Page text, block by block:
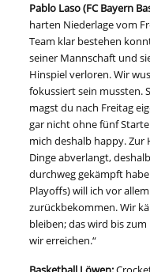
Pablo Laso (FC Bayern
harten Niederlage vom
Team klar bestehen
seiner Mannschaft und
Hinspiel verloren. Wir
fokussiert sein mussten.
magst du nach Freitag
gar nicht ohne fünf
mich deshalb happy. Zur
Dinge abverlangt,
durchweg gekämpft
Playoffs) will ich vor
zurückbekommen. Wir
bleiben; das wird bis zum
wir erreichen.“